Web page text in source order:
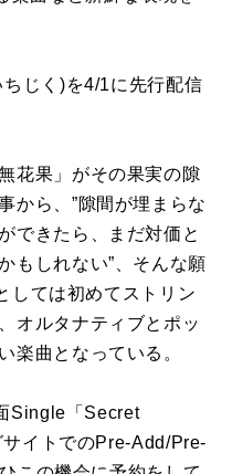
じく)を4/1に先行配信
花果」がその果実の隙
から、”隙間が埋まらな
できたら、まだ対価と
もしれない”、そんな願
しては初めてストリン
オルタナティブとポッ
楽曲となっている。
Single「Secret
イトでのPre-Add/Pre-